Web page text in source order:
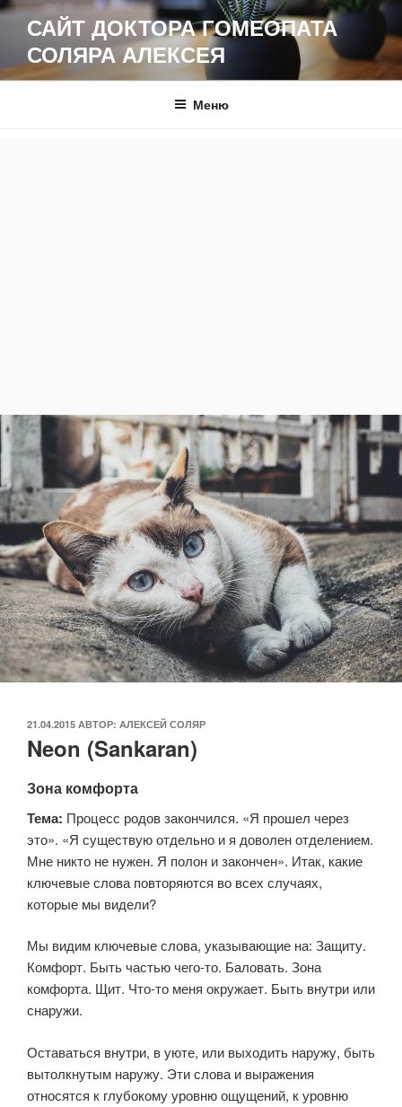
Перейти
содержимому
САЙТ ДОКТОРА ГОМЕОПАТА
СОЛЯРА АЛЕКСЕЯ
Меню
ОПУБЛИКОВАНО
21.04.2015 АВТОР: АЛЕКСЕЙ СОЛЯР
Neon (Sankaran)
Зона комфорта
Тема: Процесс родов закончился. «Я прошел через
это». «Я существую отдельно и я доволен отделением.
Мне никто не нужен. Я полон и закончен». Итак, какие
ключевые слова повторяются во всех случаях,
которые мы видели?
Мы видим ключевые слова, указывающие на: Защиту.
Комфорт. Быть частью чего-то. Баловать. Зона
комфорта. Щит. Что-то меня окружает. Быть внутри или
снаружи.
Оставаться внутри, в уюте, или выходить наружу, быть
вытолкнутым наружу. Эти слова и выражения
относятся к глубокому уровню ощущений, к уровню